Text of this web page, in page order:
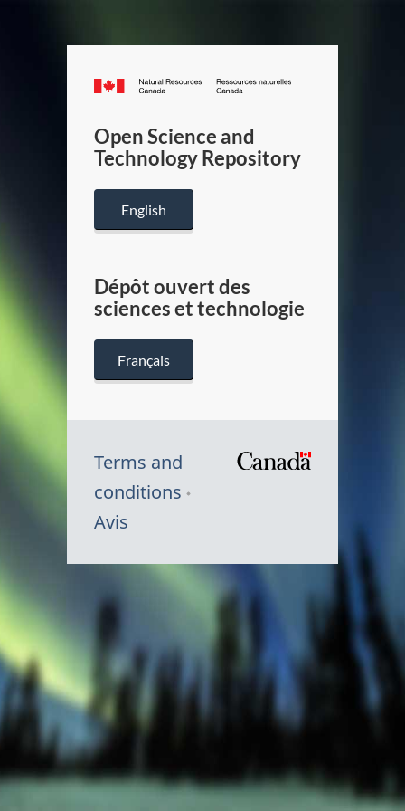
Canada.ca
/
Canada
Open Science and
Technology Repository
English
Dépôt ouvert des
sciences et technologie
Français
Terms and
conditions
Avis
Canada